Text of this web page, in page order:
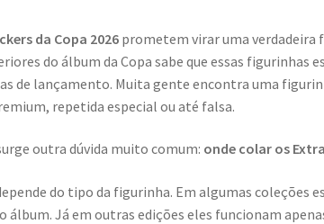
da Copa 2026 prometem virar uma verdadeira
do álbum da Copa sabe que essas figurinhas
de lançamento. Muita gente encontra uma
repetida especial ou até falsa.
outra dúvida muito comum: onde colar os
do tipo da figurinha. Em algumas coleções
álbum. Já em outras edições eles funcionam